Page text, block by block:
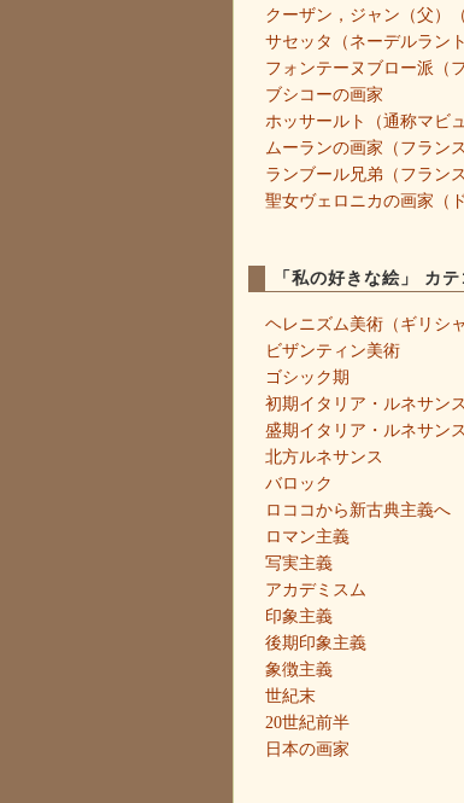
クーザン，ジャン（父）
サセッタ（ネーデルラン
フォンテーヌブロー派（
ブシコーの画家
ホッサールト（通称マビ
ムーランの画家（フランス
ランブール兄弟（フラン
聖女ヴェロニカの画家（
「私の好きな絵」 カ
ヘレニズム美術（ギリシャ
ビザンティン美術
ゴシック期
初期イタリア・ルネサンス
盛期イタリア・ルネサンス
北方ルネサンス
バロック
ロココから新古典主義へ
ロマン主義
写実主義
アカデミスム
印象主義
後期印象主義
象徴主義
世紀末
20世紀前半
日本の画家